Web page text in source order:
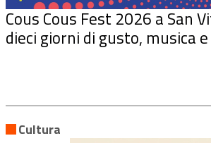
Cous Cous Fest 2026 a San
dieci giorni di gusto, musica
Cultura